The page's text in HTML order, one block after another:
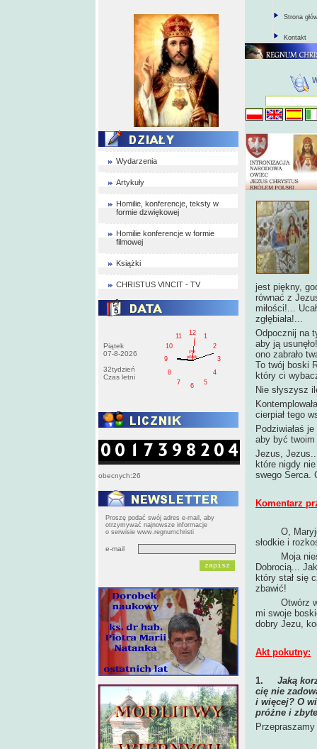
Wydarzenia
Artykuły
Homilie, konferencje, teksty w
formie dzwiękowej
Homilie konferencje w formie
filmowej
Książki
CHRISTUS VINCIT - TV
Piątek
07-8-2026
32tydzień
Czas letni
1
2
3
4
5
6
7
8
9
10
11
12
PM
pištek
obecnych:26
Proszę podać swój adres e-mail, aby
otrzymywać najnowsze informacje
o serwisie www.regnumchristi
e-mail
Strona
Kontakt
jest piękny,
równać z
miłości!...
zgłębiała!...
Odpocznij na
aby ją
ono zabrało
To twój boski
który ci
Nie słyszysz
cierpiał tego
Podziwiałaś
aby być
Jezus,
które nigdy
swego Serca.
Komentarz
O,
słodkie i
Moja
Dobrocią...
który stał się
zbawić!
Otwórz
mi swoje
dobry Jezu,
Akt pokutny:
1. Jaką
cię nie
i więcej? O
próżne i